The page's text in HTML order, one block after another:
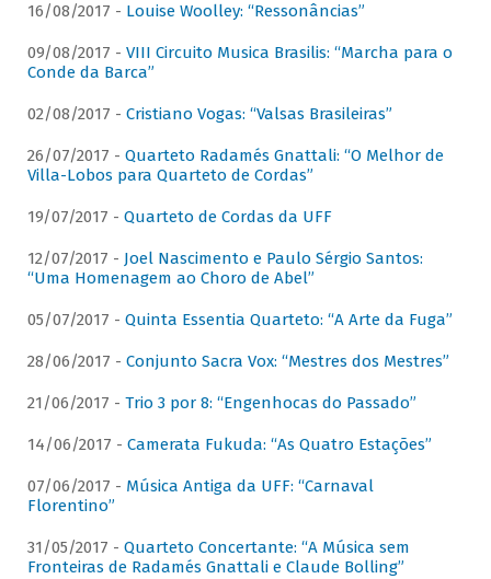
16/08/2017 - Louise Woolley: “Ressonâncias”
09/08/2017 - VIII Circuito Musica Brasilis: “Marcha para o
Conde da Barca”
02/08/2017 - Cristiano Vogas: “Valsas Brasileiras”
26/07/2017 - Quarteto Radamés Gnattali: “O Melhor de
Villa-Lobos para Quarteto de Cordas”
19/07/2017 - Quarteto de Cordas da UFF
12/07/2017 - Joel Nascimento e Paulo Sérgio Santos:
“Uma Homenagem ao Choro de Abel”
05/07/2017 - Quinta Essentia Quarteto: “A Arte da Fuga”
28/06/2017 - Conjunto Sacra Vox: “Mestres dos Mestres”
21/06/2017 - Trio 3 por 8: “Engenhocas do Passado”
14/06/2017 - Camerata Fukuda: “As Quatro Estações”
07/06/2017 - Música Antiga da UFF: “Carnaval
Florentino”
31/05/2017 - Quarteto Concertante: “A Música sem
Fronteiras de Radamés Gnattali e Claude Bolling”